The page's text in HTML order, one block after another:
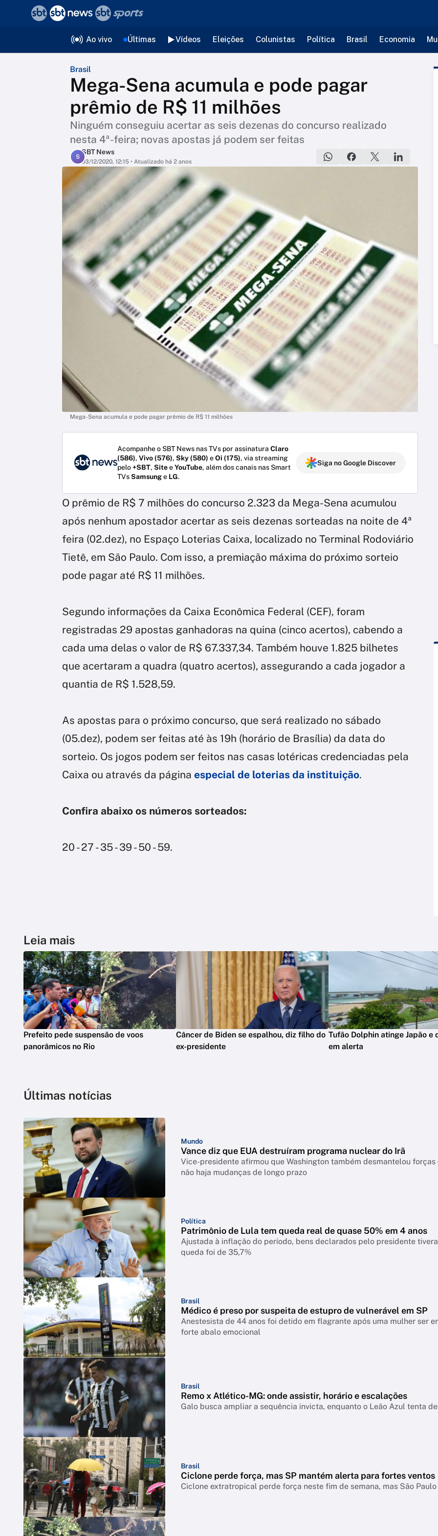
Ao vivo Últimas Vídeos Eleições Colunistas Política Brasil Economia
Brasil
Mega-Sena acumula e pode pagar
prêmio de R$ 11 milhões
Ninguém conseguiu acertar as seis dezenas do concurso realizado
nesta 4ª-feira; novas apostas já podem ser feitas
S
SBT News
03/12/2020, 12:15 • Atualizado há 2 anos
Mega-Sena acumula e pode pagar prêmio de R$ 11 milhões
Acompanhe o SBT News nas TVs por assinatura Claro
(586), Vivo (576), Sky (580) eOi (175), via streaming
pelo+SBT, SiteeYouTube, além dos canais nas Smart
TVsSamsunge LG.
Siga no Google Discover
O prêmio de R$ 7 milhões do concurso 2.323 da Mega-Sena acumulou
após nenhum apostador acertar as seis dezenas sorteadas na noite de 4ª
feira (02.dez), no Espaço Loterias Caixa, localizado no Terminal Rodoviário
Tietê, em São Paulo. Com isso, a premiação máxima do próximo sorteio
pode pagar até R$ 11 milhões.
Segundo informações da Caixa Econômica Federal (CEF), foram
registradas 29 apostas ganhadoras na quina (cinco acertos), cabendo a
cada uma delas o valor de R$ 67.337,34. Também houve 1.825 bilhetes
que acertaram a quadra (quatro acertos), assegurando a cada jogador a
quantia de R$ 1.528,59.
As apostas para o próximo concurso, que será realizado no sábado
(05.dez), podem ser feitas até às 19h (horário de Brasília) da data do
sorteio. Os jogos podem ser feitos nas casas lotéricas credenciadas pela
Caixa ou através da página especial de loterias da instituição.
Confira abaixo os números sorteados:
20 - 27 - 35 - 39 - 50 - 59.
Leia mais
Prefeito pede suspensão de voos
panorâmicos no Rio
Câncer de Biden se espalhou, diz filho do
ex-presidente
Tufão Dolphin atinge Japão e
em alerta
Últimas notícias
Mundo
Vance diz que EUA destruíram programa nuclear do Irã
Vice-presidente afirmou que Washington também desmantelou
não haja mudanças de longo prazo
Política
Patrimônio de Lula tem queda real de quase 50% em 4 anos
Ajustada à inflação do período, bens declarados pelo presidente
queda foi de 35,7%
Brasil
Médico é preso por suspeita de estupro de vulnerável em SP
Anestesista de 44 anos foi detido em flagrante após uma mulher ser
forte abalo emocional
Brasil
Remo x Atlético-MG: onde assistir, horário e escalações
Galo busca ampliar a sequência invicta, enquanto o Leão Azul tenta
Brasil
Ciclone perde força, mas SP mantém alerta para fortes ventos
Ciclone extratropical perde força neste fim de semana, mas São
voltar
Editorias